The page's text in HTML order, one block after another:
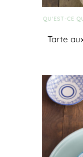
QU'EST-CE
Tarte